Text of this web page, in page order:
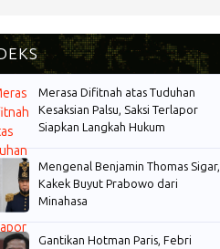
Merasa Difitnah atas Tuduhan
Kesaksian Palsu, Saksi Terlapor
Siapkan Langkah Hukum
Mengenal Benjamin Thomas Sigar,
Kakek Buyut Prabowo dari
Minahasa
Gantikan Hotman Paris, Febri